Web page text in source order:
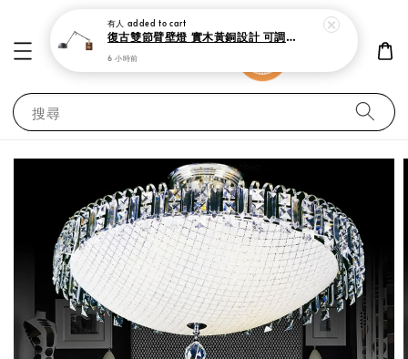
搜尋
有人 added to cart
復古雙節臂壁燈 實木黃銅設計 可調式工作閱讀燈
6 小時前